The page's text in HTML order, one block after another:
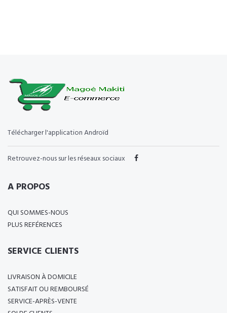
Télécharger l'application Androïd
Retrouvez-nous sur les réseaux sociaux
A PROPOS
QUI SOMMES-NOUS
PLUS REFÉRENCES
SERVICE CLIENTS
LIVRAISON À DOMICILE
SATISFAIT OU REMBOURSÉ
SERVICE-APRÈS-VENTE